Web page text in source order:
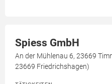
Spiess GmbH
An der Mühlenau 6, 23669
23669 Friedrichshagen)